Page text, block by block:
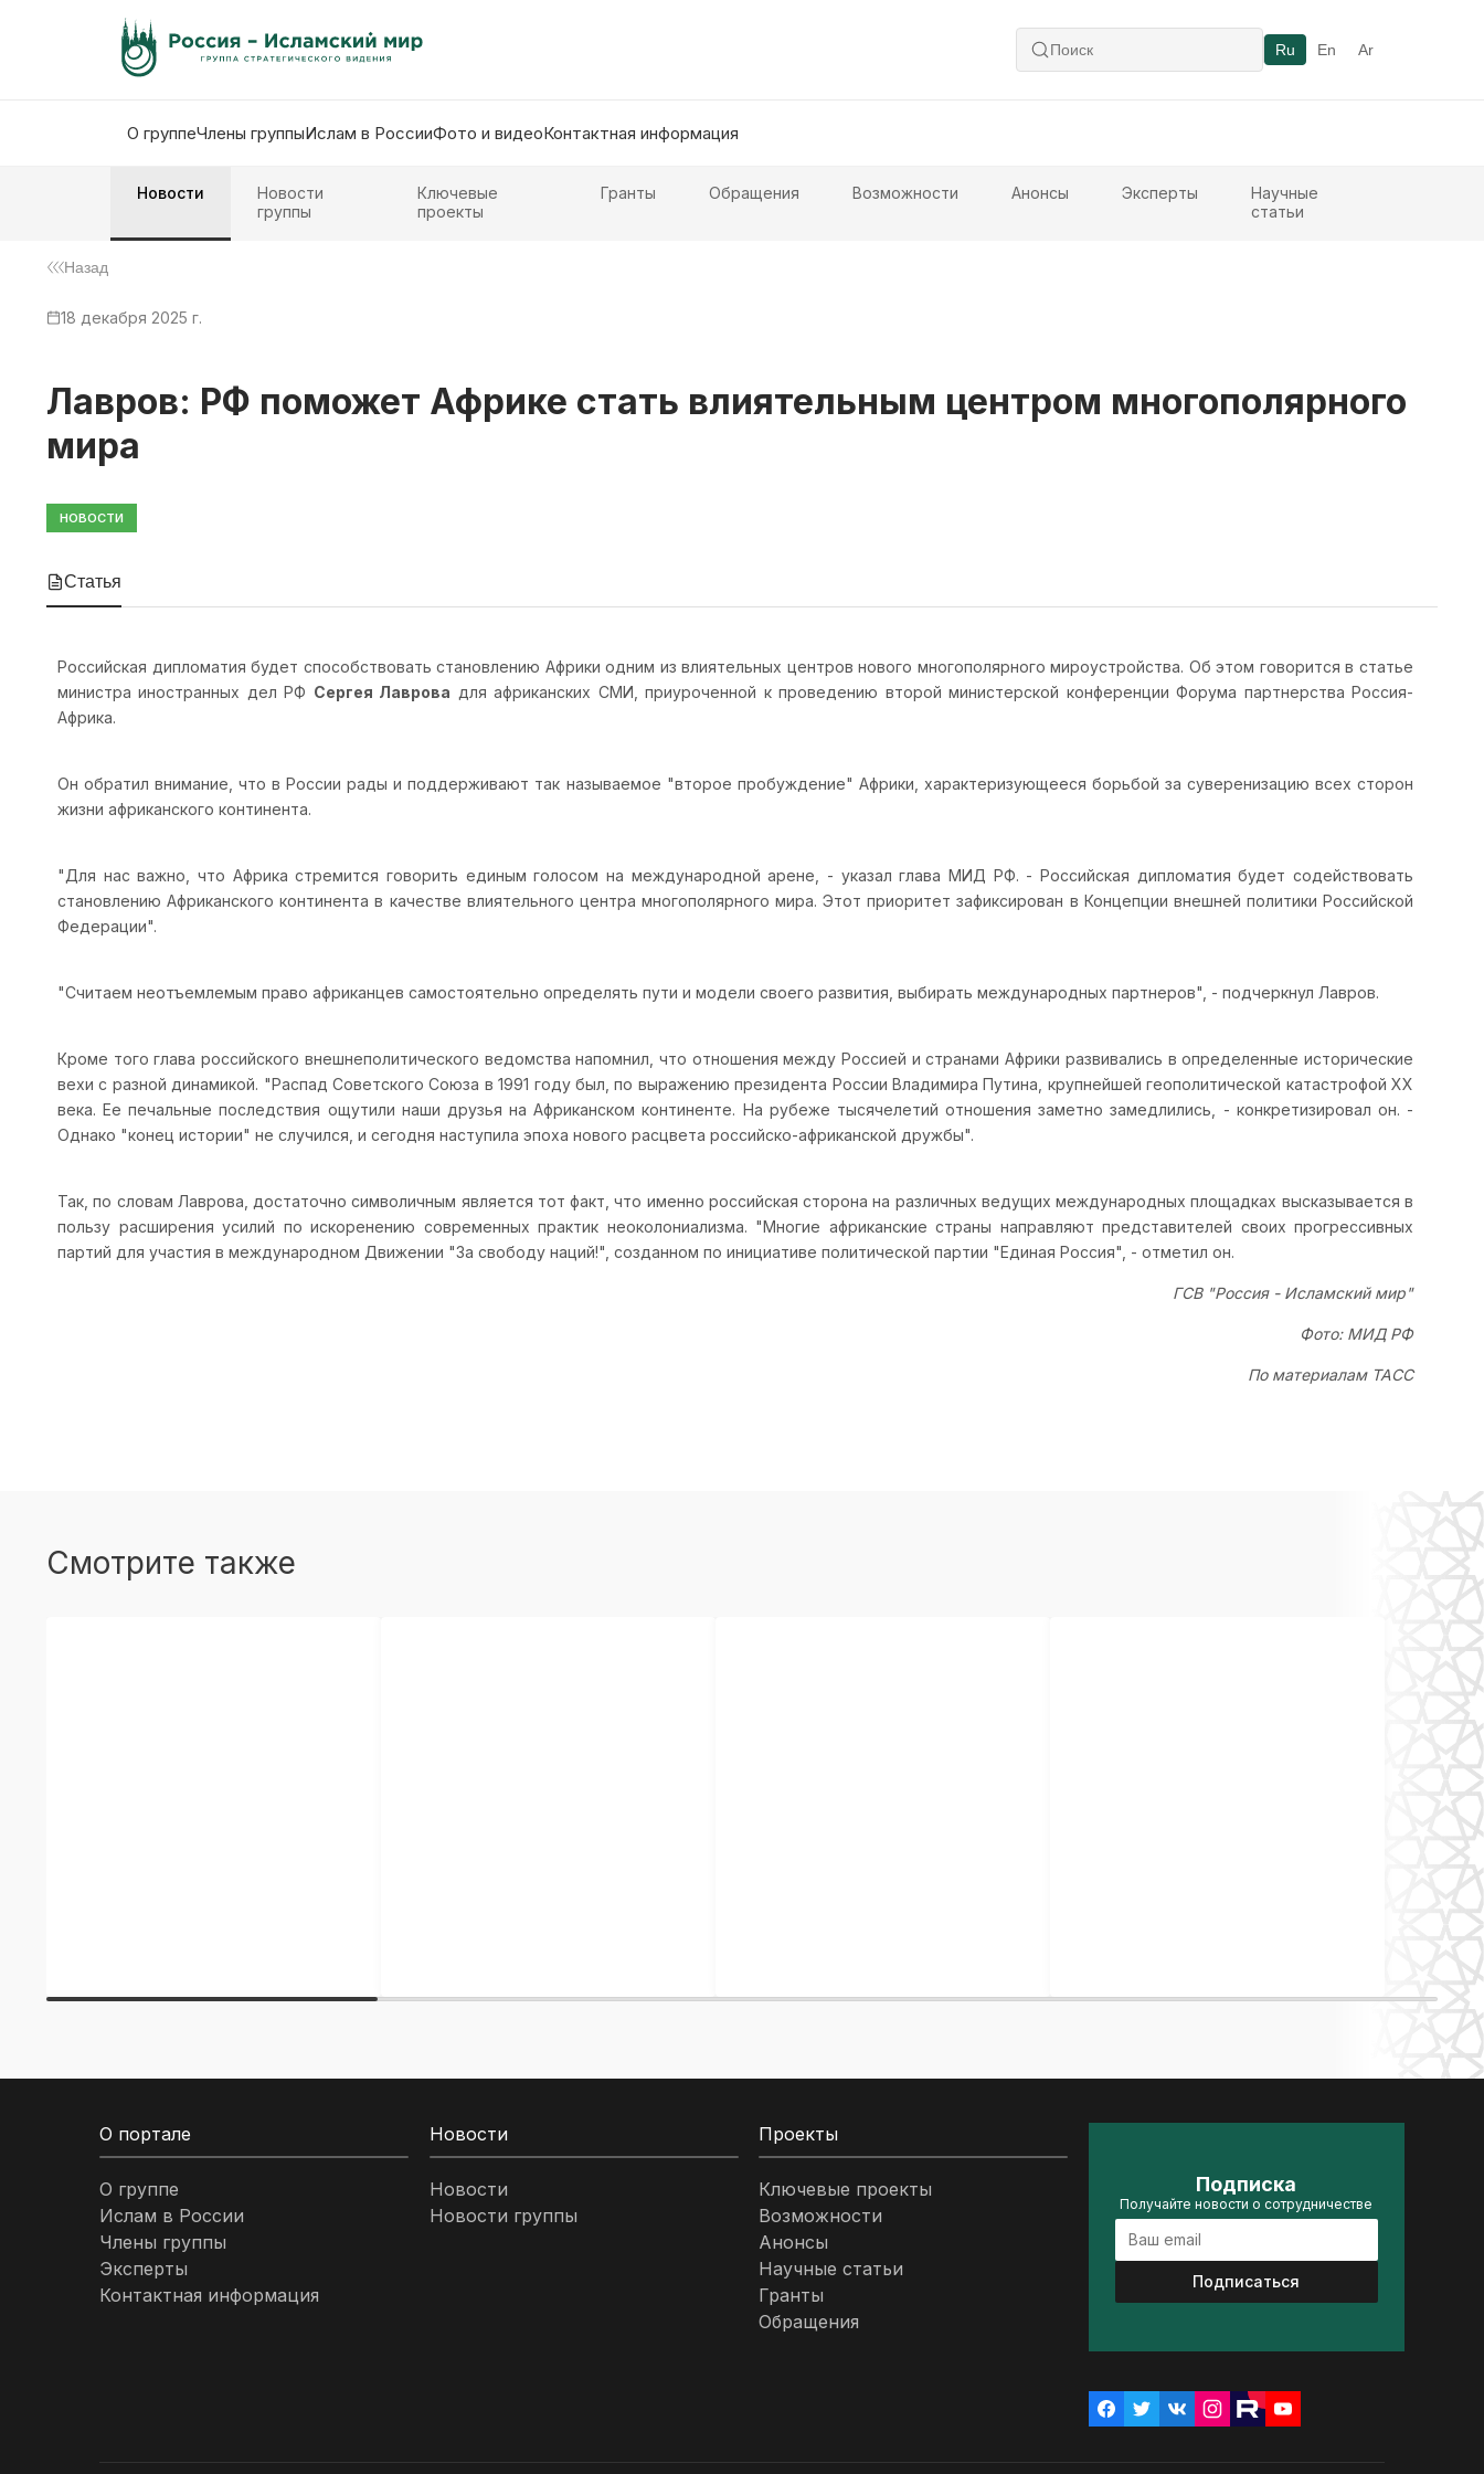
Ru En Ar
О группеЧлены группыИслам в РоссииФото и видеоКонтактная информация
Новости
Новости
группы
Ключевые
проекты
Гранты Обращения Возможности Анонсы Эксперты
Научные
статьи
Назад
18 декабря 2025 г.
Лавров: РФ поможет Африке стать влиятельным центром многополярного
мира
НОВОСТИ
Статья
Российская дипломатия будет способствовать становлению Африки одним из влиятельных центров нового многополярного мироустройства. Об этом говорится в статье
министра иностранных дел РФ Сергея Лаврова для африканских СМИ, приуроченной к проведению второй министерской конференции Форума партнерства Россия-
Африка.
Он обратил внимание, что в России рады и поддерживают так называемое "второе пробуждение" Африки, характеризующееся борьбой за суверенизацию всех сторон
жизни африканского континента.
"Для нас важно, что Африка стремится говорить единым голосом на международной арене, - указал глава МИД РФ. - Российская дипломатия будет содействовать
становлению Африканского континента в качестве влиятельного центра многополярного мира. Этот приоритет зафиксирован в Концепции внешней политики Российской
Федерации".
"Считаем неотъемлемым право африканцев самостоятельно определять пути и модели своего развития, выбирать международных партнеров", - подчеркнул Лавров.
Кроме того глава российского внешнеполитического ведомства напомнил, что отношения между Россией и странами Африки развивались в определенные исторические
вехи с разной динамикой. "Распад Советского Союза в 1991 году был, по выражению президента России Владимира Путина, крупнейшей геополитической катастрофой ХХ
века. Ее печальные последствия ощутили наши друзья на Африканском континенте. На рубеже тысячелетий отношения заметно замедлились, - конкретизировал он. -
Однако "конец истории" не случился, и сегодня наступила эпоха нового расцвета российско-африканской дружбы".
Так, по словам Лаврова, достаточно символичным является тот факт, что именно российская сторона на различных ведущих международных площадках высказывается в
пользу расширения усилий по искоренению современных практик неоколониализма. "Многие африканские страны направляют представителей своих прогрессивных
партий для участия в международном Движении "За свободу наций!", созданном по инициативе политической партии "Единая Россия", - отметил он.
ГСВ "Россия - Исламский мир"
Фото: МИД РФ
По материалам ТАСС
Смотрите также
О портале
О группе
Ислам в России
Члены группы
Эксперты
Контактная информация
Новости
Новости
Новости группы
Проекты
Ключевые проекты
Возможности
Анонсы
Научные статьи
Гранты
Обращения
Подписка
Получайте новости о сотрудничестве
Подписаться